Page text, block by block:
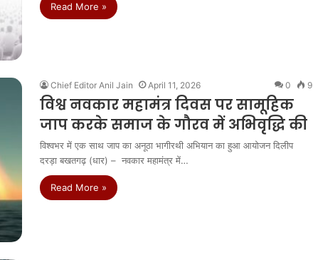
Read More »
Chief Editor Anil Jain April 11, 2026 0 9
विश्व नवकार महामंत्र दिवस पर सामूहिक
जाप करके समाज के गौरव में अभिवृद्धि की
विश्वभर में एक साथ जाप का अनूठा भागीरथी अभियान का हुआ आयोजन दिलीप
दरड़ा बखतगढ़ (धार) – ​नवकार महामंत्र में…
Read More »